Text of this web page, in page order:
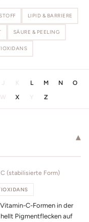
LIPID & BARRIERE
SÄURE & PEELING
J K L M N
O
W X Y Z
▾
(stabilisierte Form)
C-Formen in der
Pigmentflecken auf